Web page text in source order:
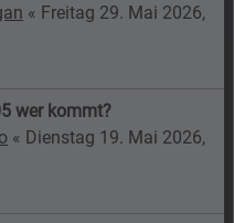
« Freitag 29. Mai 2026,
wer kommt?
« Dienstag 19. Mai 2026,